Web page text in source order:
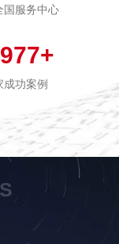
国服务中心
+
成功案例